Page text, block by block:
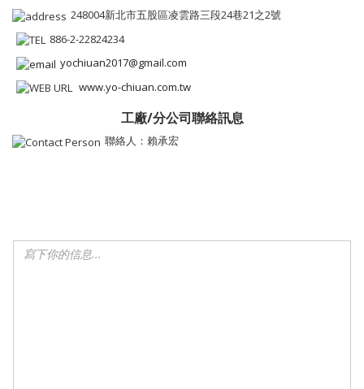
248004新北市五股區凌雲路三段24巷21之2號
886-2-22824234
yochiuan2017@gmail.com
www.yo-chiuan.com.tw
工廠/分公司聯絡訊息
聯絡人：賴承宏